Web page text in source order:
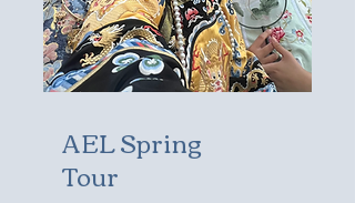
AEL Spring
Tour